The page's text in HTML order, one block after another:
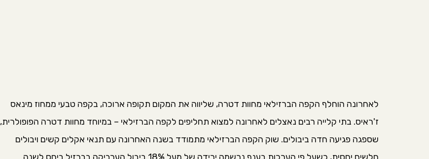
לאחרונה הוחלף הקפה הברזילאי מחוות דטרה, שליווה את המקום תקופה ארוכה, בקפה טבעי ממחוז מינאס
ז'ראיס. בתי קלייה רבים נאצלים לאחרונה למצוא תחליפים לקפה הברזילאי – במיוחד מחוות דטרה הפופולרית,
שספגה פגיעה חדה ביבולים. שוק הקפה הברזילאי מתמודד בשנה האחרונה עם תנאי אקלים קשים ויבולים